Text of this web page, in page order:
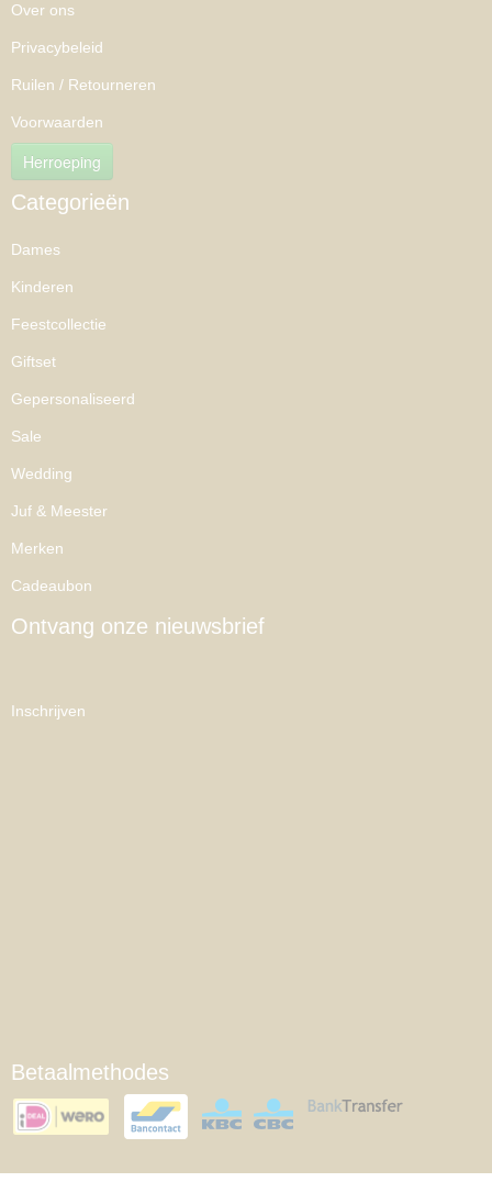
Over ons
Privacybeleid
Ruilen / Retourneren
Voorwaarden
Herroeping
Categorieën
Dames
Kinderen
Feestcollectie
Giftset
Gepersonaliseerd
Sale
Wedding
Juf & Meester
Merken
Cadeaubon
Ontvang onze nieuwsbrief
Inschrijven
Betaalmethodes